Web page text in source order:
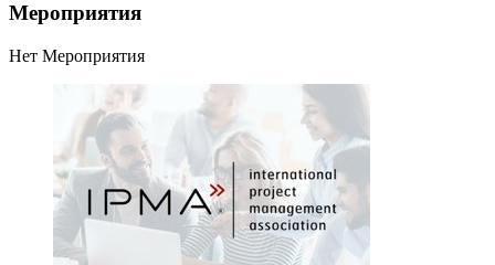
Мероприятия
Нет Мероприятия